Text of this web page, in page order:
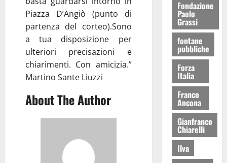
Piazza D’Angiò (punto di
partenza del corteo).Sono
a tua disposizione per
ulteriori precisazioni e
chiarimenti. Con amicizia.”
Martino Sante Liuzzi
About The Author
Fondazione
Paolo
Grassi
fontane
pubbliche
Forza
Italia
Franco
Ancona
Gianfranco
Chiarelli
Ilva